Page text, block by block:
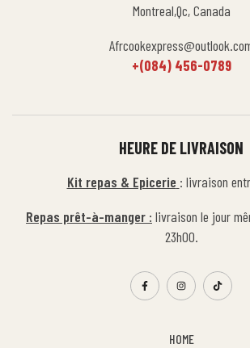
Montreal,Qc, Canada
+(084) 456-0789
HOME
HEURE DE LIVRAISON
Kit repas & Epicerie : livraison
Repas prêt-à-manger : livraison le jour
23h00.